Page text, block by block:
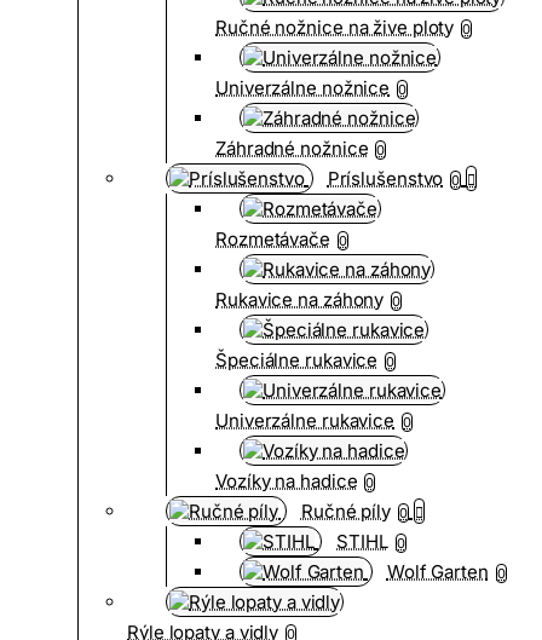
Ručné nožnice na žive ploty 0
Univerzálne nožnice 0
Záhradné nožnice 0
Príslušenstvo 0
Rozmetávače 0
Rukavice na záhony 0
Špeciálne rukavice 0
Univerzálne rukavice 0
Vozíky na hadice 0
Ručné píly 0
STIHL 0
Wolf Garten 0
Rýle lopaty a vidly 0